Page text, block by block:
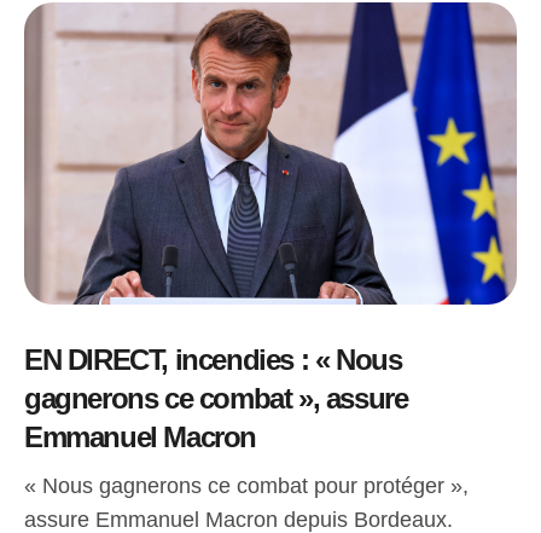
EN DIRECT, incendies : « Nous
gagnerons ce combat », assure
Emmanuel Macron
« Nous gagnerons ce combat pour protéger »,
assure Emmanuel Macron depuis Bordeaux.